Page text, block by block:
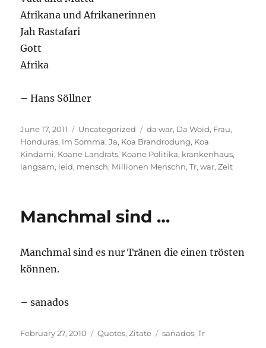
Afrikana und Afrikanerinnen
Jah Rastafari
Gott
Afrika
– Hans Söllner
Posted
on
June 17, 2011 Categories
Uncategorized Tags
da war, Da Woid, Frau,
Honduras, Im Somma,Ja, Koa Brandrodung, Koa
Kindami, Koane Landrats, Koane Politika, krankenhaus,
langsam, leid, mensch, Millionen Menschn,Tr,war,Zeit
Manchmal sind …
Manchmal sind es nur Tränen die einen trösten
können.
– sanados
Posted
February 27, 2010 Categories
Quotes,Zitate Tags
sanados,Tr